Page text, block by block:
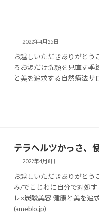
2022年4月25日
お越しいただきありがとう
ろお湯だけ洗顔を見直す季
と美を追求する自然療法サ
テラヘルツかっさ、
2022年4月8日
お越しいただきありがとう
み/でこじわに自分で対処
レ×炭酸美容 健康と美を追
(ameblo.jp)